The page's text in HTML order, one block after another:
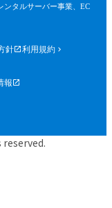
タルサーバー事業、EC
針
利用規約
報